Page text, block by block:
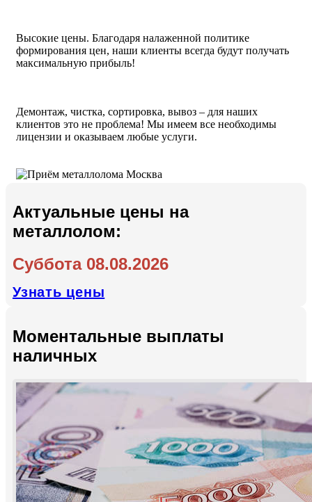
Высокие цены. Благодаря налаженной политике
формирования цен, наши клиенты всегда будут получать
максимальную прибыль!
Демонтаж, чистка, сортировка, вывоз – для наших
клиентов это не проблема! Мы имеем все необходимы
лицензии и оказываем любые услуги.
Актуальные цены на
металлолом:
Суббота 08.08.2026
Узнать цены
Моментальные выплаты
наличных